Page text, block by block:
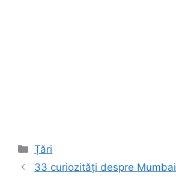
Categorii
Țări
33 curiozități despre Mumbai